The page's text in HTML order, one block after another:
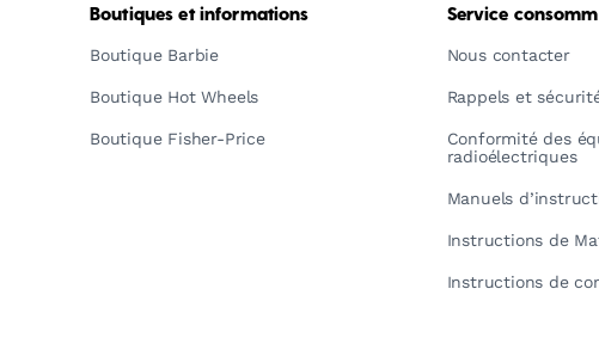
Boutiques et informations
Boutique Barbie
Boutique Hot Wheels
Boutique Fisher-Price
Service
Nous contacter
Rappels et
Conformité des
radioélectriques
Manuels
Instructions de
Instructions de